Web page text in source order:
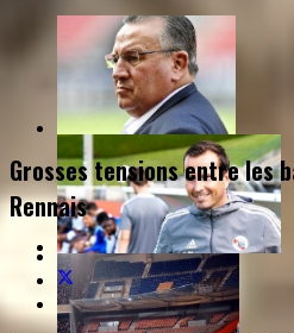
Grosses tensions entre les
Rennais